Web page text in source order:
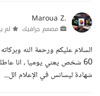
Maroua Z.
مصمم جرافيك لم
60 شخص يعني يوميا ، انا
شهادة ليسانس في الإعلام الل...